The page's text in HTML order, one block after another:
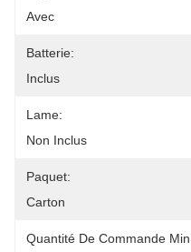
Avec
Batterie:
Inclus
Lame:
Non Inclus
Paquet:
Carton
Quantité De Commande